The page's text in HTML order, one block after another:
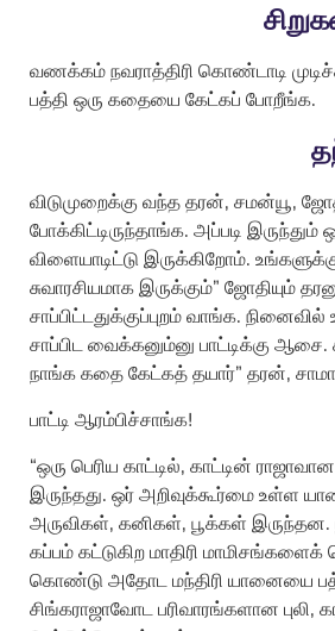
வணக்கம் நவராத்திரி கொண்டாடி
பத்தி ஒரு கதையை கேட்கப் போறீங்க.
விடுமுறைக்கு வந்த தரன், சமன்யூ,
போக்கிட்டிருந்தாங்க. அப்படி
விளையாடிட்டு இருக்கிறோம்.
சுவாரசியமாக இருக்கும்” ஜோதியும்
சாப்பிட்டதுக்குப்புறம் வாங்க.
சாப்பிட வைக்கனும்னு பாட்டிக்கு ஆசை.
நாங்க கதை கேட்கத் தயார்” தரன், சாமா,
பாட்டி ஆரம்பிச்சாங்க!
“ஒரு பெரிய காட்டில், காட்டின்
இருந்தது. ஒர் அறிவுக்கூர்மை உள்ள
அருவிகள், கனிகள், பூக்கள் இருந்தன.
கப்பம் கட்டுகிற மாதிரி
கொண்டு அதோட மந்திரி யானையை
சிங்கராஜாவோட பரிவாரங்களான புலி,